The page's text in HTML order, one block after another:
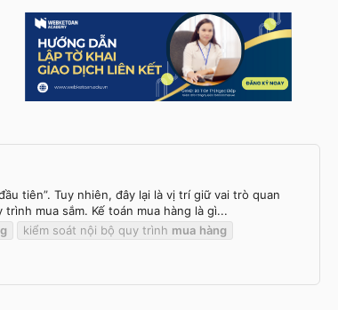
tiên”. Tuy nhiên, đây lại là vị trí giữ vai trò quan
mua sắm. Kế toán mua hàng là gì...
kiểm soát nội bộ quy trình mua hàng